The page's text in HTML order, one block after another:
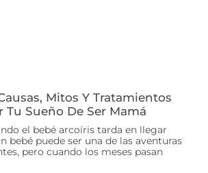
Mitos Y Tratamientos
Tu Sueño De Ser Mamá
el bebé arcoíris tarda en llegar
bebé puede ser una de las aventuras
pero cuando los meses pasan